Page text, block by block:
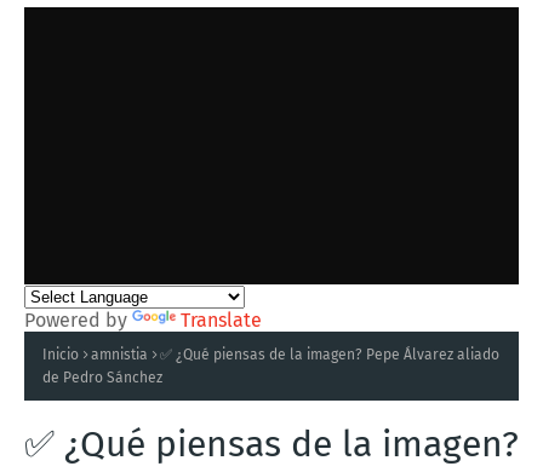
Powered by Translate
Inicio amnistia
✅ ¿Qué piensas de la imagen? Pepe Álvarez aliado
de Pedro Sánchez
✅ ¿Qué piensas de la imagen?